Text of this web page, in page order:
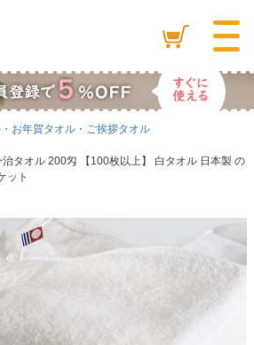
お年賀タオル・ご挨拶タオル
タオル 200匁 【100枚以上】 白タオル 日本製 の
ット